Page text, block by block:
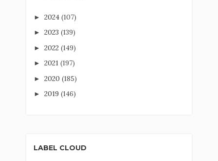
► 2024 (107)
► 2023 (139)
► 2022 (149)
► 2021 (197)
► 2020 (185)
► 2019 (146)
LABEL CLOUD